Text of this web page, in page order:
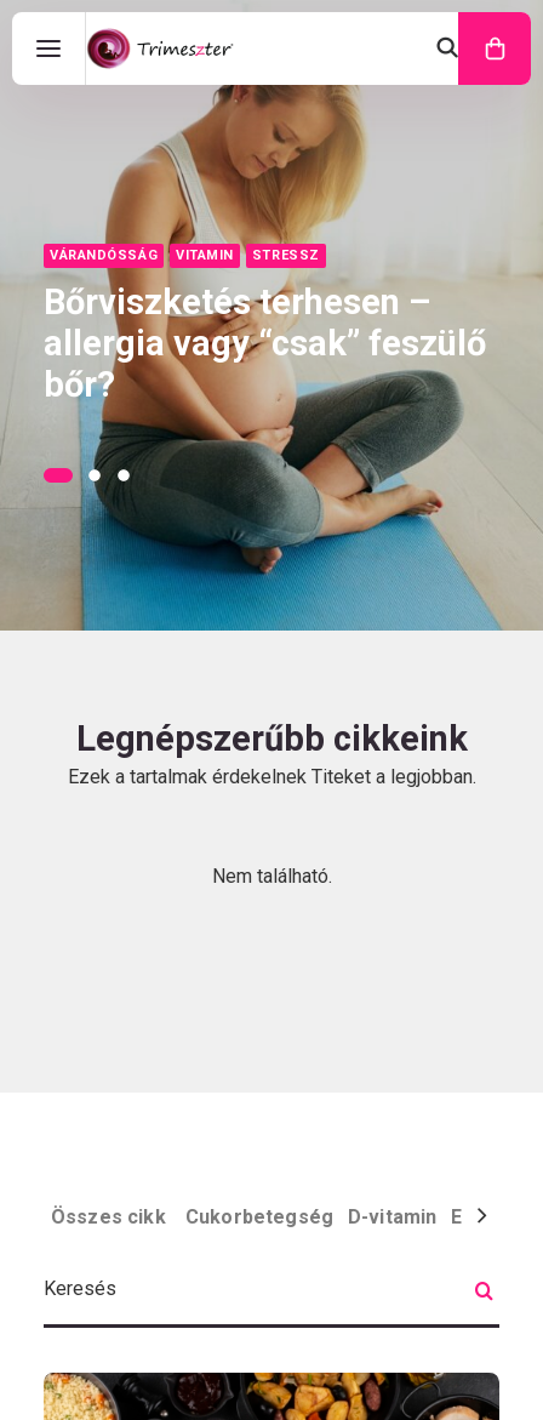
VÁRANDÓSSÁG VITAMIN STRESSZ
Bőrviszketés terhesen –
allergia vagy “csak” feszülő
bőr?
Legnépszerűbb cikkeink
Ezek a tartalmak érdekelnek Titeket a legjobban.
Nem található.
Összes cikk Cukorbetegség D-vitamin Egyéb